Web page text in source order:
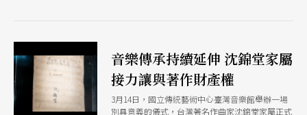
音樂傳承持續延伸 沈錦堂家屬
接力讓與著作財產權
3月14日，國立傳統藝術中心臺灣音樂館舉辦一場
別具意義的儀式，台灣著名作曲家沈錦堂家屬正式